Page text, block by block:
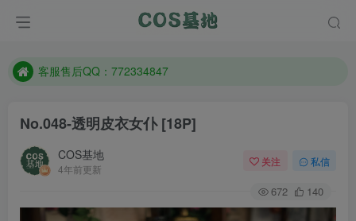
遇到任何问题加客服QQ：772334847
客服售后QQ：772334847
防失联：百度搜索《一七天佳》，实时查看最新站点。
No.048-透明皮衣女仆 [18P]
COS基地
4年前更新
关注 私信
672 140